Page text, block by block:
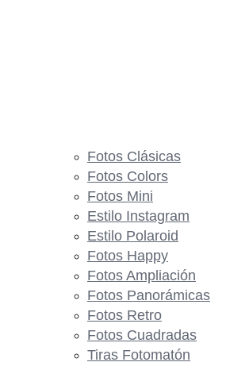
Fotos Clásicas
Fotos Colors
Fotos Mini
Estilo Instagram
Estilo Polaroid
Fotos Happy
Fotos Ampliación
Fotos Panorámicas
Fotos Retro
Fotos Cuadradas
Tiras Fotomatón